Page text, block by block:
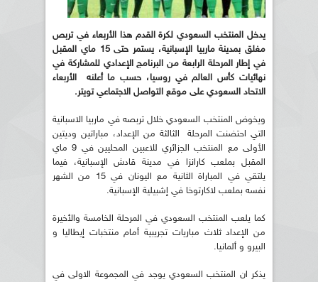
يدخل المنتخب السعودي لكرة القدم هذا الأربعاء في تربص
مغلق بمدينة ماربيا الإسبانية، يستمر حتى 15 ماي المقبل
في إطار المرحلة الرابعة من البرنامج الإعدادي للمشاركة في
نهائيات كأس العالم في روسيا، حسب ما أعلنه الأربعاء
الاتحاد السعودي على موقع التواصل الاجتماعي تويتر.
ويخوض المنتخب السعودي خلال تربصه في ماربيا الاسبانية
التي احتضنت المرحلة الثالثة من الإعداد، مباراتين وديتين
الأولى مع المنتخب الجزائري للاعبين المحليين في 9 ماي
المقبل بملعب كارانزا في مدينة قادش الإسبانية، فيما
يلتقي في المباراة الثانية مع اليونان في 15 من الشهر
نفسه بملعب لاكارتوخا في إشبيلية الإسبانية.
كما يلعب المنتخب السعودي في المرحلة الخامسة والأخيرة
من الإعداد ثلاث مباريات تجريبية أمام منتخبات إيطاليا و
البيرو و ألمانيا.
يذكر ان المنتخب السعودي يوجد في المجموعة الاولى في